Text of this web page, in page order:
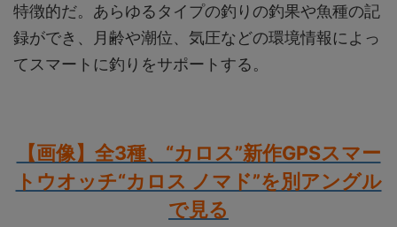
特徴的だ。あらゆるタイプの釣りの釣果や魚種の記
録ができ、月齢や潮位、気圧などの環境情報によっ
てスマートに釣りをサポートする。
【画像】全3種、“カロス”新作GPSスマー
トウオッチ“カロス ノマド”を別アングル
で見る